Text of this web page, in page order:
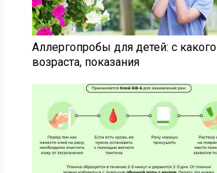
Аллергопробы для детей: с какого
возраста, показания